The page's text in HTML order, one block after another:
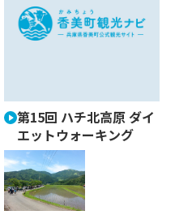
第15回 ハチ北高原 ダイ
エットウォーキング